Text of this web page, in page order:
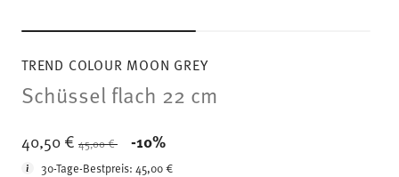
TREND COLOUR MOON GREY
Schüssel flach 22 cm
40,50 € Price reduced from
45,00 € -10%
30-Tage-Bestpreis:45,00 €